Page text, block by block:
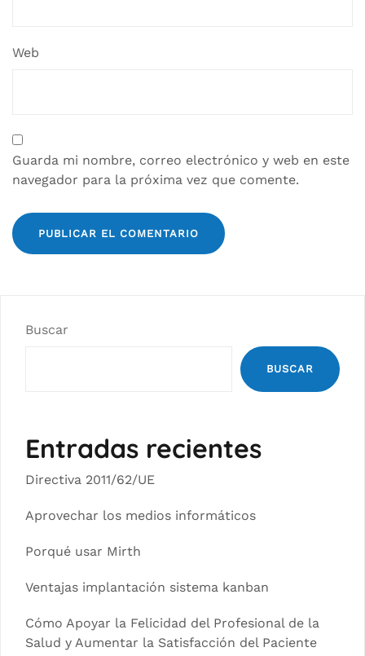
Web
Guarda mi nombre, correo electrónico y web en este
navegador para la próxima vez que comente.
Buscar
BUSCAR
Entradas recientes
Directiva 2011/62/UE
Aprovechar los medios informáticos
Porqué usar Mirth
Ventajas implantación sistema kanban
Cómo Apoyar la Felicidad del Profesional de la
Salud y Aumentar la Satisfacción del Paciente